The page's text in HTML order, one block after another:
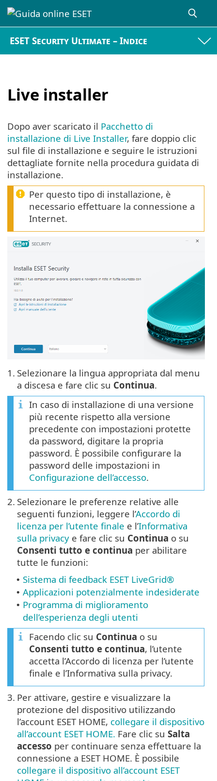
ESET Security Ultimate – Indice
Live installer
Dopo aver scaricato il Pacchetto di
installazione di Live Installer, fare doppio clic
sul file di installazione e seguire le istruzioni
dettagliate fornite nella procedura guidata di
installazione.
Per questo tipo di installazione, è
necessario effettuare la connessione a
Internet.
1. Selezionare la lingua appropriata dal menu
a discesa e fare clic su Continua.
In caso di installazione di una versione
più recente rispetto alla versione
precedente con impostazioni protette
da password, digitare la propria
password. È possibile configurare la
password delle impostazioni in
Configurazione dell’accesso.
2. Selezionare le preferenze relative alle
seguenti funzioni, leggere l’Accordo di
licenza per l’utente finale e l’Informativa
sulla privacy e fare clic su Continua o su
Consenti tutto e continua per abilitare
tutte le funzioni:
• Sistema di feedback ESET LiveGrid®
• Applicazioni potenzialmente indesiderate
• Programma di miglioramento
dell’esperienza degli utenti
Facendo clic su Continua o su
Consenti tutto e continua, l’utente
accetta l’Accordo di licenza per l’utente
finale e l’Informativa sulla privacy.
3. Per attivare, gestire e visualizzare la
protezione del dispositivo utilizzando
l’account ESET HOME, collegare il dispositivo
all’account ESET HOME. Fare clic su Salta
accesso per continuare senza effettuare la
connessione a ESET HOME. È possibile
collegare il dispositivo all’account ESET